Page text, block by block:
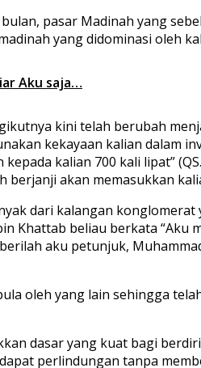
pasar Madinah yang
yang didominasi oleh
Aku saja…
kini telah berubah
kekayaan kalian dalam
kalian 700 kali lipat”
akan memasukkan
dari kalangan
Khattab beliau berkata
aku petunjuk,
oleh yang lain sehingga
dasar yang kuat bagi
perlindungan tanpa